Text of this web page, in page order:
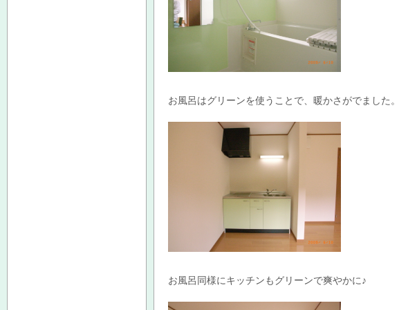
お風呂はグリーンを使うことで、暖かさがでました。
お風呂同様にキッチンもグリーンで爽やかに♪